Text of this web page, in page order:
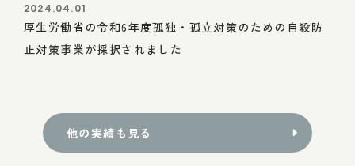
2024.04.01
厚生労働省の令和6年度孤独・孤立対策のための自殺防
止対策事業が採択されました
他の実績も見る